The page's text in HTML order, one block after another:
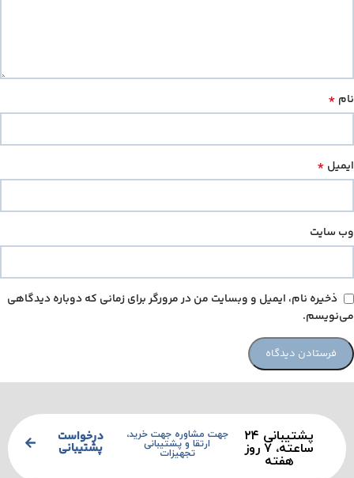
نام *
ایمیل *
وب‌ سایت
ذخیره نام، ایمیل و وبسایت من در مرورگر برای زمانی که دوباره دیدگاهی
می‌نویسم.
پشتیبانی ۲۴
ساعته، ۷ روز
هفته
جهت مشاوره جهت خرید،
ارتقا و پشتیبانی
تجهیزات
درخواست
پشتیبانی